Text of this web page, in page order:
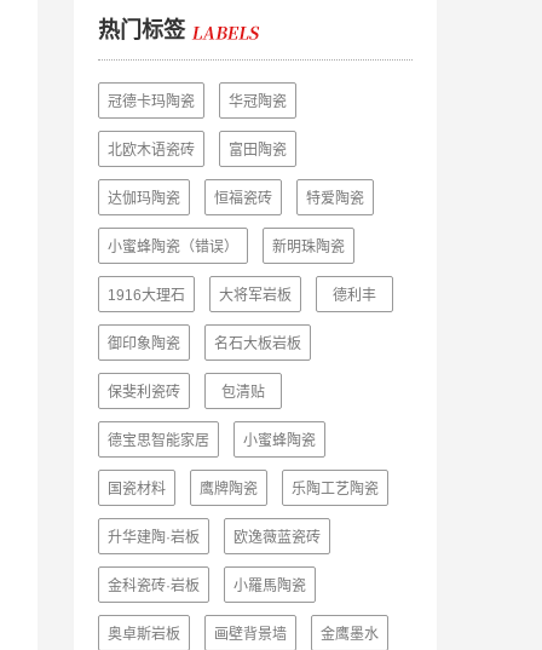
热门标签
冠德卡玛陶瓷 华冠陶瓷
北欧木语瓷砖 富田陶瓷
达伽玛陶瓷 恒福瓷砖 特爱陶瓷
小蜜蜂陶瓷（错误） 新明珠陶瓷
1916大理石 大将军岩板 德利丰
御印象陶瓷 名石大板岩板
保斐利瓷砖 包清贴
德宝思智能家居 小蜜蜂陶瓷
国瓷材料 鹰牌陶瓷 乐陶工艺陶瓷
升华建陶·岩板 欧逸薇蓝瓷砖
金科瓷砖·岩板 小羅馬陶瓷
奥卓斯岩板 画壁背景墙 金鹰墨水